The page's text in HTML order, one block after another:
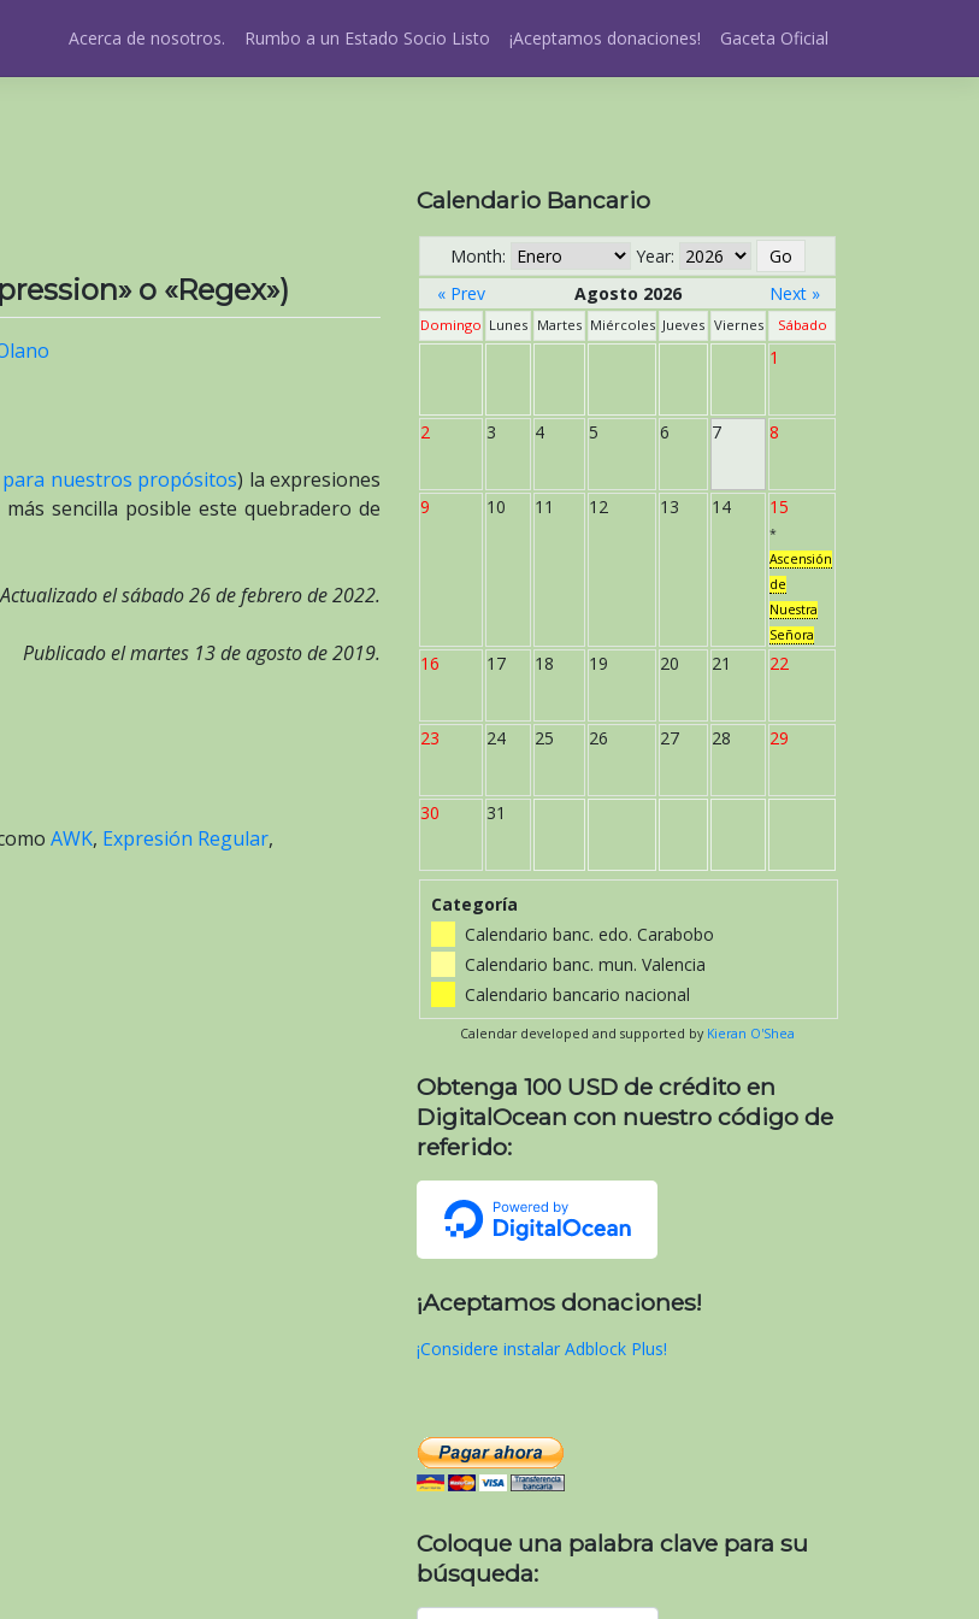
Acerca de nosotros. Rumbo a un Estado Socio Listo ¡Aceptamos donaciones! Gaceta Oficial
o «Regex»)
nuestros propósitos) la expresiones
sencilla posible este quebradero de
Actualizado el sábado 26 de febrero de 2022.
Publicado el martes 13 de agosto de 2019.
AWK, Expresión Regular,
Calendario Bancario
Month:
Year:
« Prev
Agosto 2026 Next »
Domingo Lunes Martes Miércoles Jueves Viernes Sábado
1
2 3 4 5 6 7 8
9 10 11 12 13 14 15
*
Ascensión
de
Nuestra
Señora
16 17 18 19 20 21 22
23 24 25 26 27 28 29
30 31
Categoría
Calendario banc. edo. Carabobo
Calendario banc. mun. Valencia
Calendario bancario nacional
Calendar developed and supported by Kieran O'Shea
Obtenga 100 USD de crédito en
DigitalOcean con nuestro código de
referido:
¡Aceptamos donaciones!
¡Considere instalar Adblock Plus!
Coloque una palabra clave para su
búsqueda: